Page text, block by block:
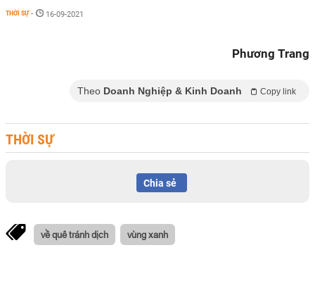
THỜI SỰ - 16-09-2021
Phương Trang
Theo Doanh Nghiệp & Kinh Doanh Copy link
THỜI SỰ
Chia sẻ
về quê tránh dịch vùng xanh